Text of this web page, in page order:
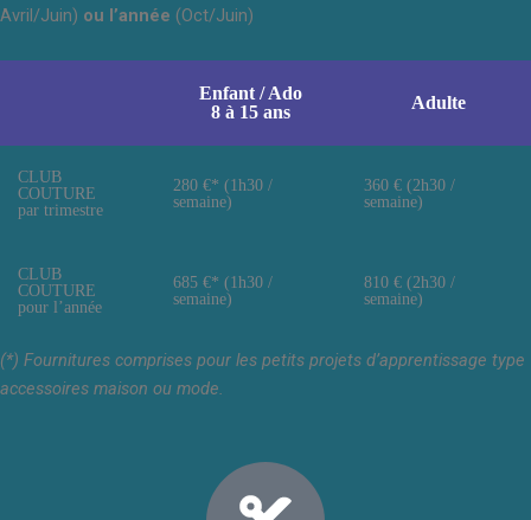
Avril/Juin) ou l’année (Oct/Juin)
Enfant / Ado
8 à 15 ans
Adulte
CLUB
COUTURE
par trimestre
280 €* (1h30 /
semaine)
360 € (2h30 /
semaine)
CLUB
COUTURE
pour l’année
685 €* (1h30 /
semaine)
810 € (2h30 /
semaine)
(*) Fournitures comprises pour les petits projets d’apprentissage type
accessoires maison ou mode.